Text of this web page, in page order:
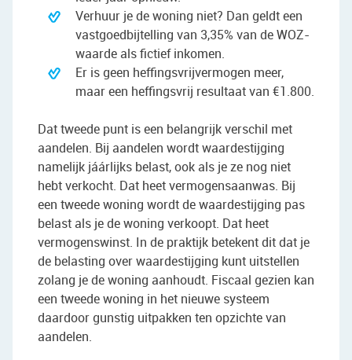
Verhuur je de woning niet? Dan geldt een
vastgoedbijtelling van 3,35% van de WOZ-
waarde als fictief inkomen.
Er is geen heffingsvrijvermogen meer,
maar een heffingsvrij resultaat van €1.800.
Dat tweede punt is een belangrijk verschil met
aandelen. Bij aandelen wordt waardestijging
namelijk jáárlijks belast, ook als je ze nog niet
hebt verkocht. Dat heet vermogensaanwas. Bij
een tweede woning wordt de waardestijging pas
belast als je de woning verkoopt. Dat heet
vermogenswinst. In de praktijk betekent dit dat je
de belasting over waardestijging kunt uitstellen
zolang je de woning aanhoudt. Fiscaal gezien kan
een tweede woning in het nieuwe systeem
daardoor gunstig uitpakken ten opzichte van
aandelen.